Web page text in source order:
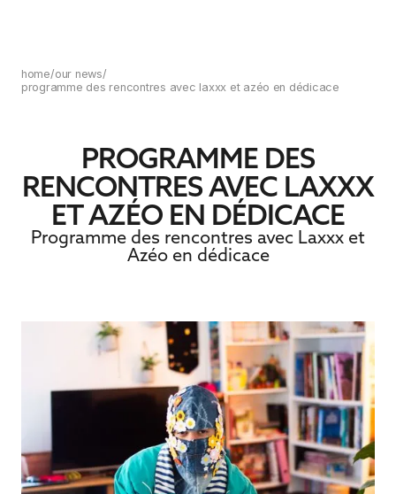
home/our news/
programme des rencontres avec laxxx et azéo en dédicace
PROGRAMME DES
RENCONTRES AVEC LAXXX
ET AZÉO EN DÉDICACE
Programme des rencontres avec Laxxx et
Azéo en dédicace